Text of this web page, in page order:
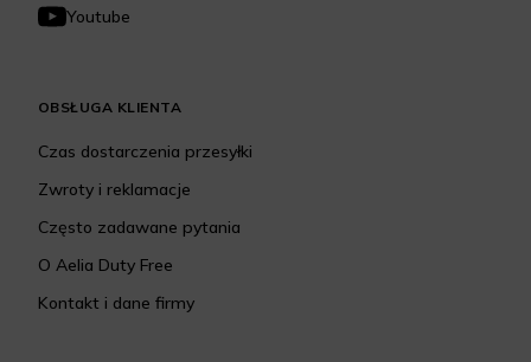
Youtube
OBSŁUGA KLIENTA
Czas dostarczenia przesyłki
Zwroty i reklamacje
Często zadawane pytania
O Aelia Duty Free
Kontakt i dane firmy